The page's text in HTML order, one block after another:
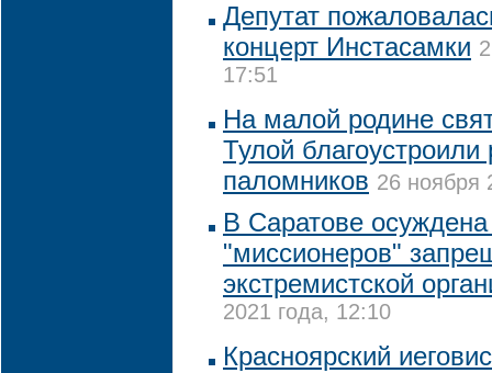
Депутат
концерт Инстасамки
17:51
На малой родине
Тулой благоустроили
паломников 26 ноября
В Саратове осуждена
"миссионеров"
экстремистской
2021 года, 12:10
Красноярский